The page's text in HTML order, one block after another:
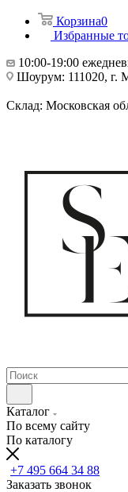
Корзина0
Избранные
10:00-19:00
Шоурум: 111020, г.
Склад: Московская
Каталог
По всему сайту
По каталогу
+7 495 664 34 88
Заказать звонок